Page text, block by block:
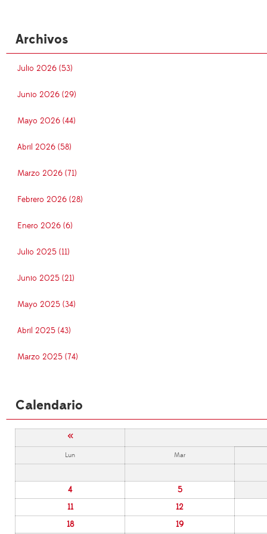
Archivos
Julio 2026 (53)
Junio 2026 (29)
Mayo 2026 (44)
Abril 2026 (58)
Marzo 2026 (71)
Febrero 2026 (28)
Enero 2026 (6)
Julio 2025 (11)
Junio 2025 (21)
Mayo 2025 (34)
Abril 2025 (43)
Marzo 2025 (74)
Calendario
«
Lun Mar
4
5
11
12
18
19